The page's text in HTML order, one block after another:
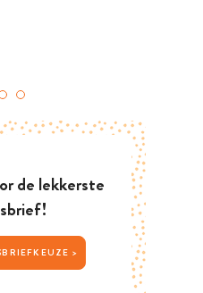
de lekkerste
JOUW NIEUWSBRIEFKEUZE >